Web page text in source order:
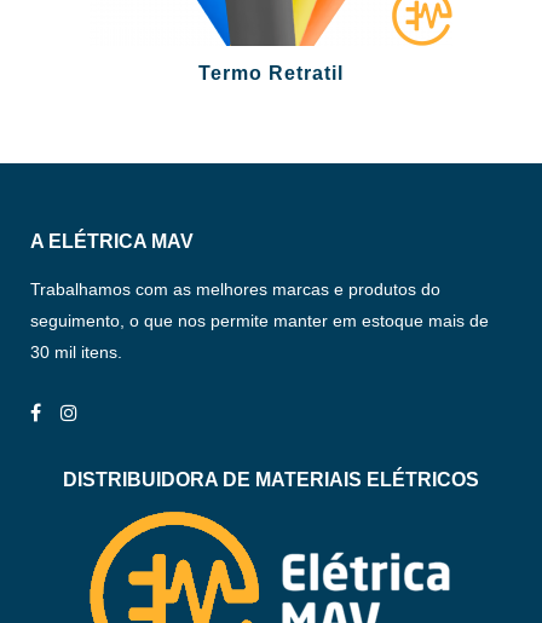
Termo Retratil
A ELÉTRICA MAV
Trabalhamos com as melhores marcas e produtos do
seguimento, o que nos permite manter em estoque mais de
30 mil itens.
DISTRIBUIDORA DE MATERIAIS ELÉTRICOS